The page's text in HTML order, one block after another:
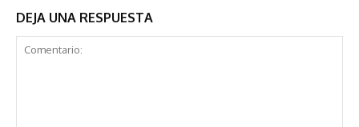
DEJA UNA RESPUESTA